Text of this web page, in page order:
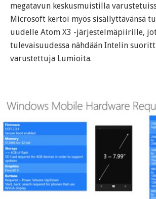
megatavun keskusmuistilla
Microsoft kertoi myös sisällyttävänsä
uudelle Atom X3 -järjestelmäpiirille,
tulevaisuudessa nähdään Intelin
varustettuja Lumioita.